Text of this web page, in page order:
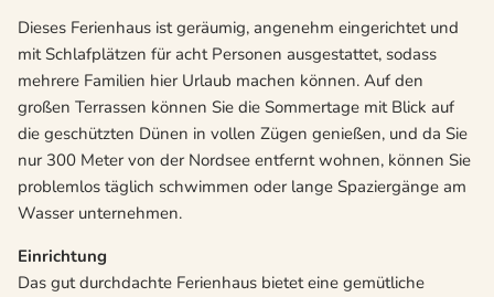
Dieses Ferienhaus ist geräumig, angenehm eingerichtet und
mit Schlafplätzen für acht Personen ausgestattet, sodass
mehrere Familien hier Urlaub machen können. Auf den
großen Terrassen können Sie die Sommertage mit Blick auf
die geschützten Dünen in vollen Zügen genießen, und da Sie
nur 300 Meter von der Nordsee entfernt wohnen, können Sie
problemlos täglich schwimmen oder lange Spaziergänge am
Wasser unternehmen.
Einrichtung
Das gut durchdachte Ferienhaus bietet eine gemütliche